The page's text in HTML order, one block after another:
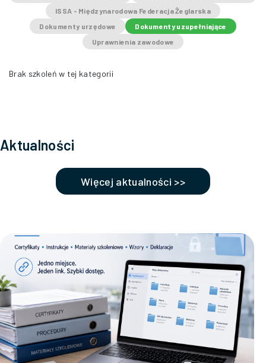
ISSA - Międzynarodowa Federacja Żeglarska
Dokumenty urzędowe
Dokumenty uzupełniające
Uprawnienia zawodowe
Brak szkoleń w tej kategorii
Aktualności
Więcej aktualności >>